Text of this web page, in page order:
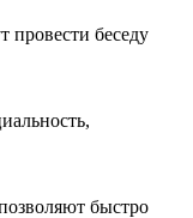
провести беседу
быстро